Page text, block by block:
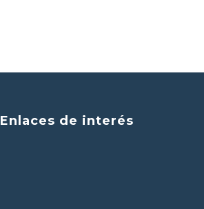
Enlaces de interés